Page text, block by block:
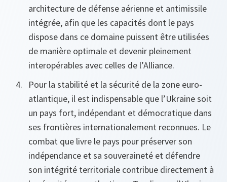
architecture de défense aérienne et antimissile
intégrée, afin que les capacités dont le pays
dispose dans ce domaine puissent être utilisées
de manière optimale et devenir pleinement
interopérables avec celles de l’Alliance.
Pour la stabilité et la sécurité de la zone euro-
atlantique, il est indispensable que l’Ukraine soit
un pays fort, indépendant et démocratique dans
ses frontières internationalement reconnues. Le
combat que livre le pays pour préserver son
indépendance et sa souveraineté et défendre
son intégrité territoriale contribue directement à